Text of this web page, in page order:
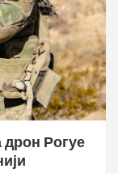
дрон Рогуе